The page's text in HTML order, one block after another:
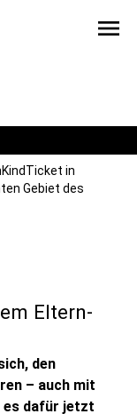
menu
in
Gebiet des
Eltern-
den
– auch mit
es dafür jetzt